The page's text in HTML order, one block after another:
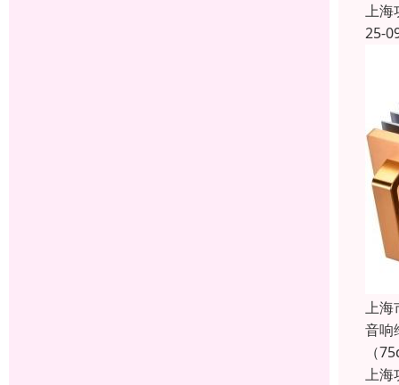
上海
25-
上海
音响
（
上海